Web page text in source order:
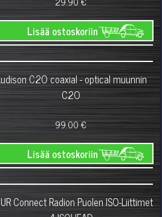
Lisää ostoskoriin
C2O coaxial - optical muunnin
C2O
99.00 €
Lisää ostoskoriin
Connect Radion Puolen ISO-Liittimet